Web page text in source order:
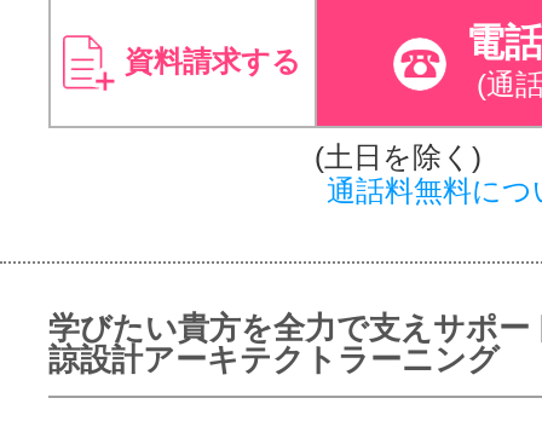
資料請求する 電
(通
(土日を除く)
通話料無料につ
学びたい貴方を全力で支えサポー
諒設計アーキテクトラーニング